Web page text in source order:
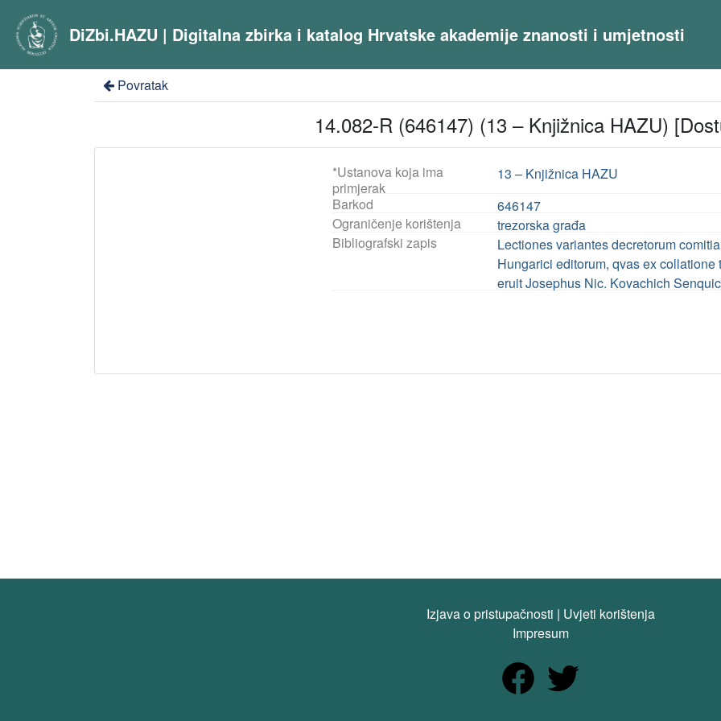
DiZbi.HAZU | Digitalna zbirka i katalog Hrvatske akademije znanosti i umjetnosti
Povratak
14.082-R (646147) (13 – Knjižnica HAZU)
*Ustanova koja ima
primjerak
13 – Knjižnica HAZU
Barkod
646147
Ograničenje korištenja
trezorska građa
Bibliografski zapis
Lectiones variantes decretorum
Hungarici editorum, qvas ex
eruit Josephus Nic. Kovachich
Izjava o pristupačnosti | Uvjeti korištenja
Impresum